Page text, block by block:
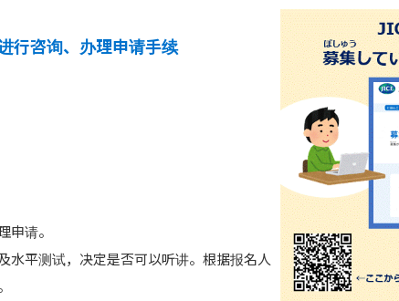
行咨询、办理申请手续
申请。
水平测试，决定是否可以听讲。根据报名人